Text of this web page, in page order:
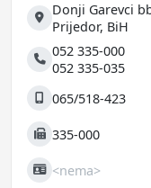
Adresa
Donji Garevci
Prijedor, BiH
Telefon
052 335-000
052 335-035
Mobilni065/518-423
Fax 335-000
JIB <nema>